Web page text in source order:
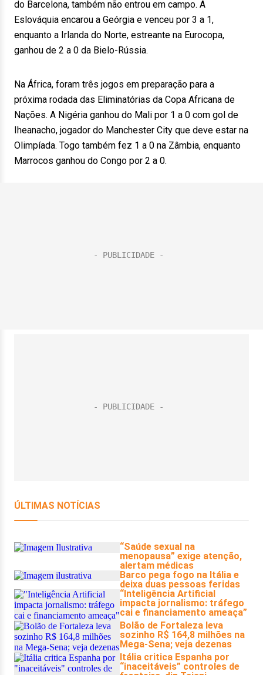
do Barcelona, também não entrou em campo. A
Eslováquia encarou a Geórgia e venceu por 3 a 1,
enquanto a Irlanda do Norte, estreante na Eurocopa,
ganhou de 2 a 0 da Bielo-Rússia.
Na África, foram três jogos em preparação para a
próxima rodada das Eliminatórias da Copa Africana de
Nações. A Nigéria ganhou do Mali por 1 a 0 com gol de
Iheanacho, jogador do Manchester City que deve estar na
Olimpíada. Togo também fez 1 a 0 na Zâmbia, enquanto
Marrocos ganhou do Congo por 2 a 0.